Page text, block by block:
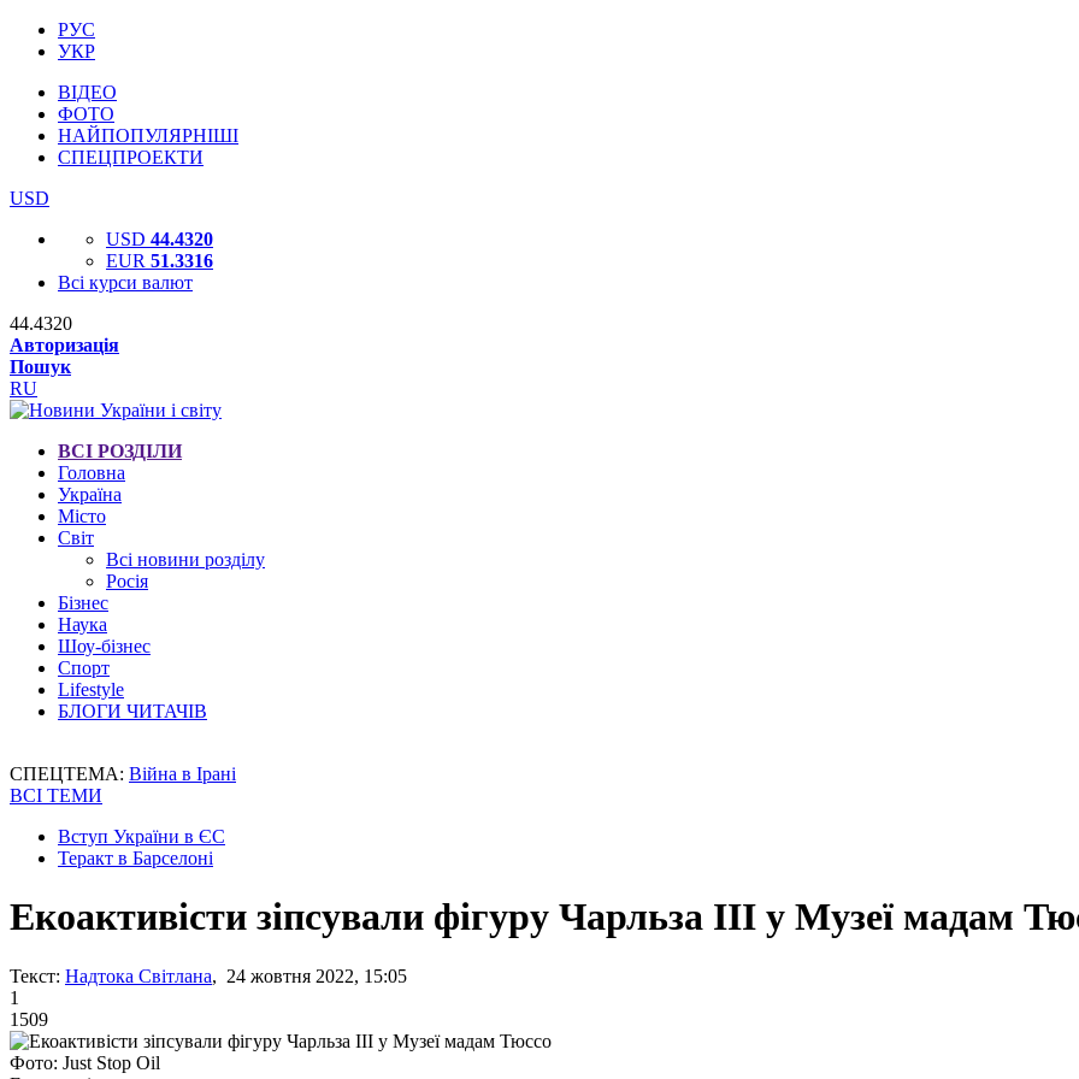
РУС
УКР
ВІДЕО
ФОТО
НАЙПОПУЛЯРНІШІ
СПЕЦПРОЕКТИ
USD
USD 44.4320
EUR 51.3316
Всі курси валют
44.4320
Авторизація
Пошук
RU
ВСІ РОЗДІЛИ
Головна
Україна
Місто
Світ
Всі новини розділу
Росія
Бізнес
Наука
Шоу-бізнес
Спорт
Lifestyle
БЛОГИ ЧИТАЧІВ
СПЕЦТЕМА: Війна в Ірані
ВСІ ТЕМИ
Вступ України в ЄС
Теракт в Барселоні
Екоактивісти зіпсували фігуру Чарльза III у Музеї мадам
Текст: Надтока Світлана, 24 жовтня 2022, 15:05
1
1509
Фото: Just Stop Oil